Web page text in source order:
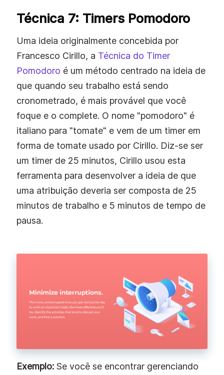
Técnica 7: Timers Pomodoro
Uma ideia originalmente concebida por
Francesco Cirillo, a Técnica do Timer
Pomodoro é um método centrado na ideia de
que quando seu trabalho está sendo
cronometrado, é mais provável que você
foque e o complete. O nome "pomodoro" é
italiano para "tomate" e vem de um timer em
forma de tomate usado por Cirillo. Diz-se ser
um timer de 25 minutos, Cirillo usou esta
ferramenta para desenvolver a ideia de que
uma atribuição deveria ser composta de 25
minutos de trabalho e 5 minutos de tempo de
pausa.
Exemplo: Se você se encontrar gerenciando